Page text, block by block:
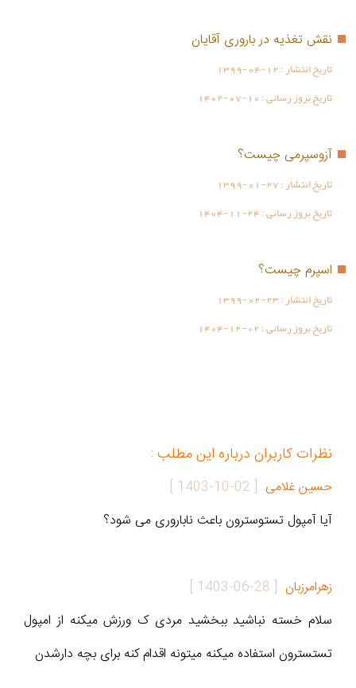
نقش تغذیه در باروری آقایان
تاریخ انتشار :1399-04-12
تاریخ بروز رسانی :1402-07-10
آزوسپرمی چیست؟
تاریخ انتشار :1399-01-27
تاریخ بروز رسانی :1404-11-24
اسپرم چیست؟
تاریخ انتشار :1399-02-23
تاریخ بروز رسانی :1404-12-02
نظرات کاربران درباره این مطلب :
حسین غلامی [
1403-10-02
]
آیا آمپول تستوسترون باعث ناباروری می شود؟
زهرامرزبان [
1403-06-28
]
سلام خسته نباشید ببخشید مردی ک ورزش میکنه از امپول
تستسترون استفاده میکنه میتونه اقدام کنه برای بچه دارشدن